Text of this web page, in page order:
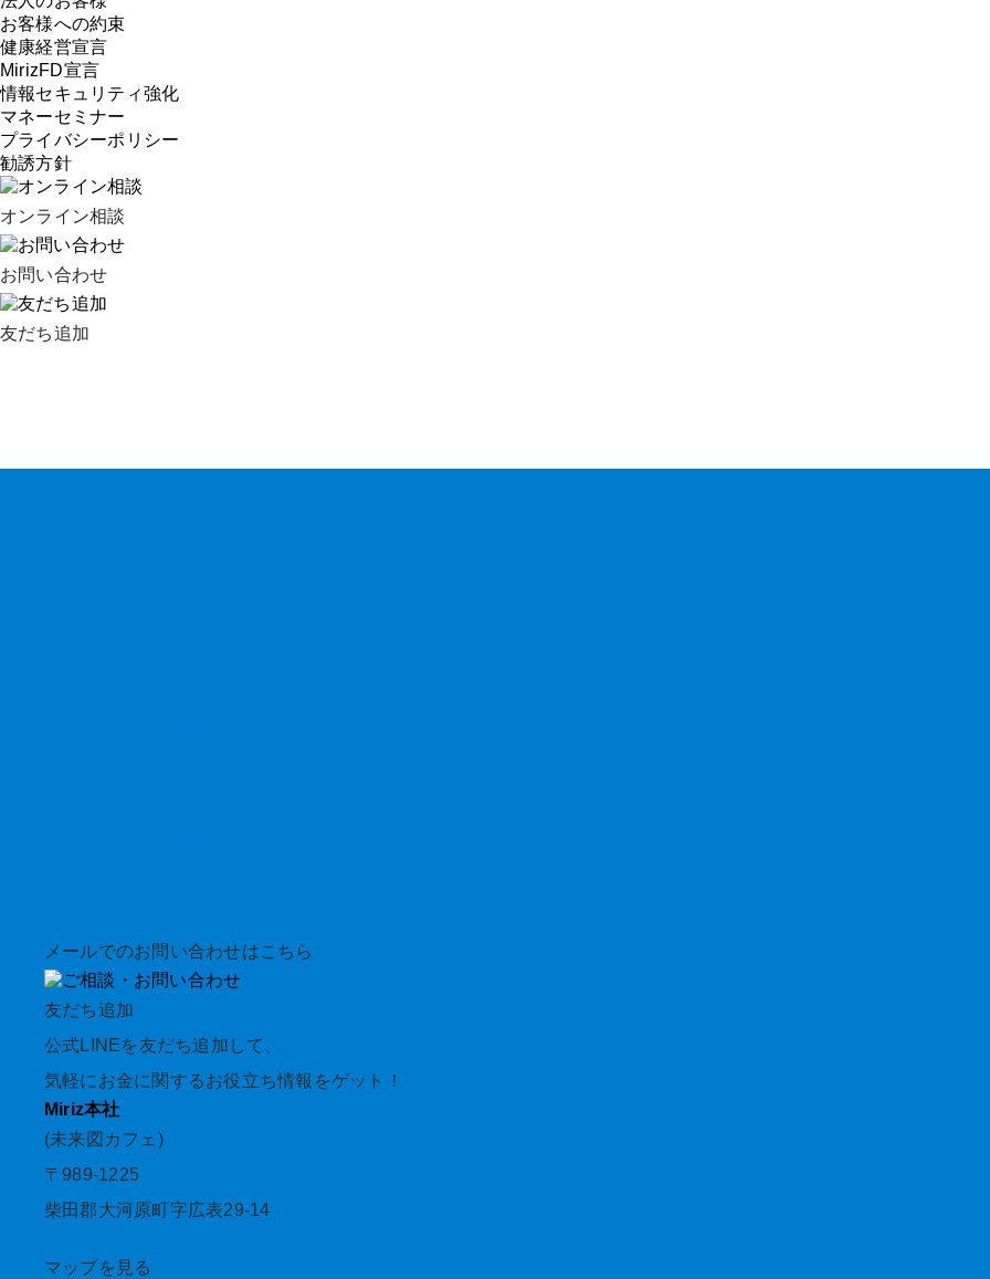
お客様への約束
健康経営宣言
MirizFD宣言
情報セキュリティ強化
マネーセミナー
プライバシーポリシー
勧誘方針
オンライン相談
お問い合わせ
友だち追加
メールでのお問い合わせはこちら
友だち追加
公式LINEを友だち追加して、
気軽にお金に関するお役立ち情報をゲット！
Miriz本社
(未来図カフェ)
〒989-1225
柴田郡大河原町字広表29-14
マップを見る